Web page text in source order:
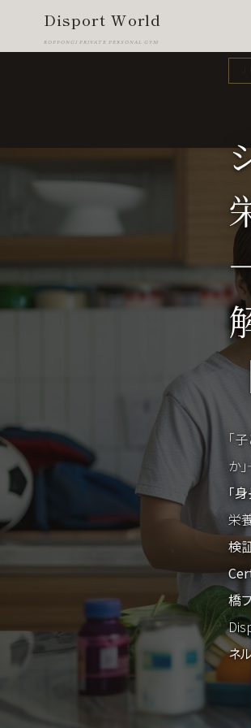
Disport World
ROPPONGI PRIVATE PERSONAL GYM
「
か
「
栄
検
橋
ネ